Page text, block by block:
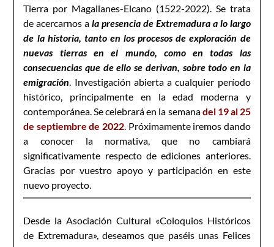
Tierra por Magallanes-Elcano (1522-2022). Se trata
de acercarnos ala presencia de Extremadura a lo largo
de la historia, tanto en los procesos de exploración de
nuevas tierras en el mundo, como en todas las
consecuencias que de ello se derivan, sobre todo en la
emigración. Investigación abierta a cualquier período
histórico, principalmente en la edad moderna y
contemporánea. Se celebrará en la semanadel 19 al 25
de septiembre de 2022. Próximamente iremos dando
a conocer la normativa, que no cambiará
significativamente respecto de ediciones anteriores.
Gracias por vuestro apoyo y participación en este
nuevo proyecto.
Desde la Asociación Cultural «Coloquios Históricos
de Extremadura», deseamos que paséis unas Felices